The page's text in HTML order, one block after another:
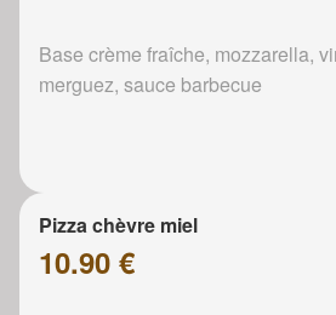
Base crème fraîche, mozzarella,
merguez, sauce barbecue
Pizza chèvre miel
10.90 €